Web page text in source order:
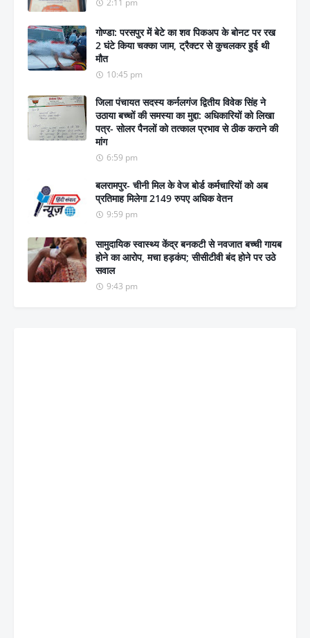
2:11 pm
गोण्डा: परसपुर में बेटे का शव पिकअप के बोनट पर रख
2 घंटे किया चक्का जाम, ट्रैक्टर से कुचलकर हुई थी
मौत
10:45 pm
जिला पंचायत सदस्य कर्नलगंज द्वितीय विवेक सिंह ने
उठाया बच्चों की समस्या का मुद्दा: अधिकारियों को लिखा
पत्र- सोलर पैनलों को तत्काल प्रभाव से ठीक कराने की
मांग
6:59 pm
बलरामपुर- चीनी मिल के वेज बोर्ड कर्मचारियों को अब
प्रतिमाह मिलेगा 2149 रुपए अधिक वेतन
9:59 pm
सामुदायिक स्वास्थ्य केंद्र बनकटी से नवजात बच्ची गायब
होने का आरोप, मचा हड़कंप; सीसीटीवी बंद होने पर उठे
सवाल
9:43 pm